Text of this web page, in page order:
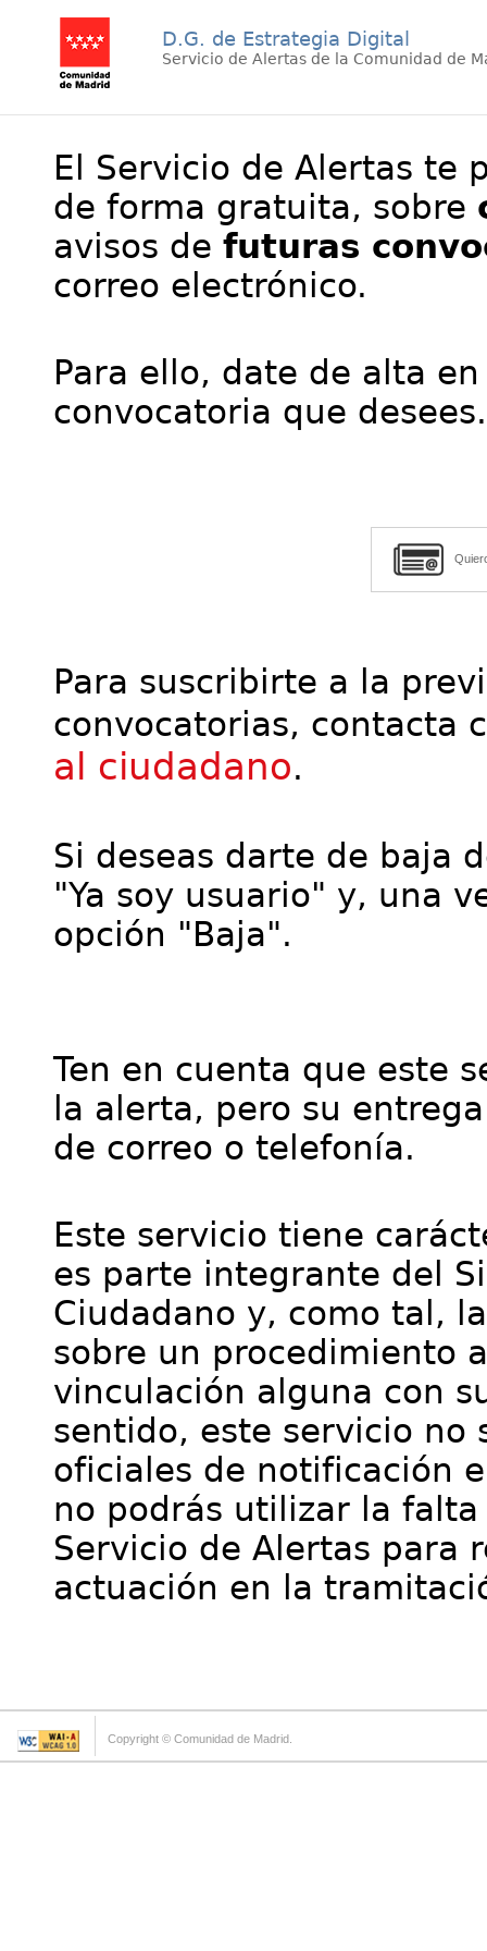
D.G. de Estrategia Digital
Servicio de Alertas de la Comunidad de
El Servicio de Alertas te
de forma gratuita, sobre
avisos de futuras
correo electrónico.
Para ello, date de alta
convocatoria que desees.
Para suscribirte a la
convocatorias, contacta
al ciudadano.
Si deseas darte de baja
"Ya soy usuario" y, una
opción "Baja".
Ten en cuenta que este
la alerta, pero su
de correo o telefonía.
Este servicio tiene
es parte integrante del
Ciudadano y, como tal,
sobre un procedimiento
vinculación alguna con
sentido, este servicio no
oficiales de notificación
no podrás utilizar la
Servicio de Alertas para
actuación en la
Copyright © Comunidad de Madrid.